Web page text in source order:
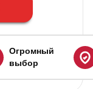
Огромный
выбор